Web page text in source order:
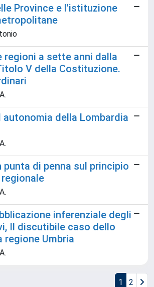
Province e l'istituzione
regioni a sette anni dalla
V della Costituzione.
autonomia della Lombardia
punta di penna sul principio
inferenziale degli
Il discutibile caso dello
Umbria
1 2